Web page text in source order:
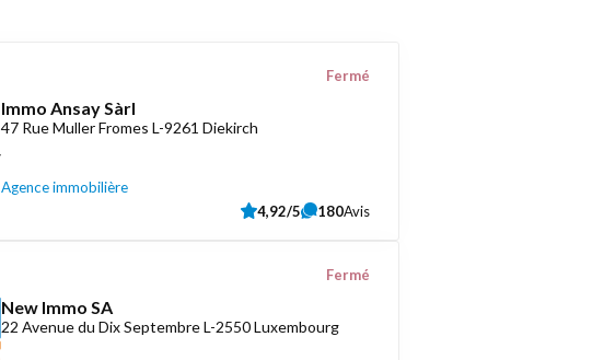
Immo Ansay Sàrl
47 Rue Muller Fromes L-9261 Diekirch
Agence immobilière
Fermé
4,92/5 180Avis
New Immo SA
22 Avenue du Dix Septembre L-2550 Luxembourg
Fermé